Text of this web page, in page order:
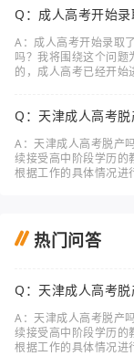
Q：成人高考开始
A：成人高考开始录取
吗？我将围绕这个问
的，成人高考已经开始
Q：天津成人高考脱
A：天津成人高考脱产
续接受高中阶段学历的
根据工作的具体情况进
热门问答
Q：天津成人高考脱
A：天津成人高考脱产
续接受高中阶段学历的
根据工作的具体情况进